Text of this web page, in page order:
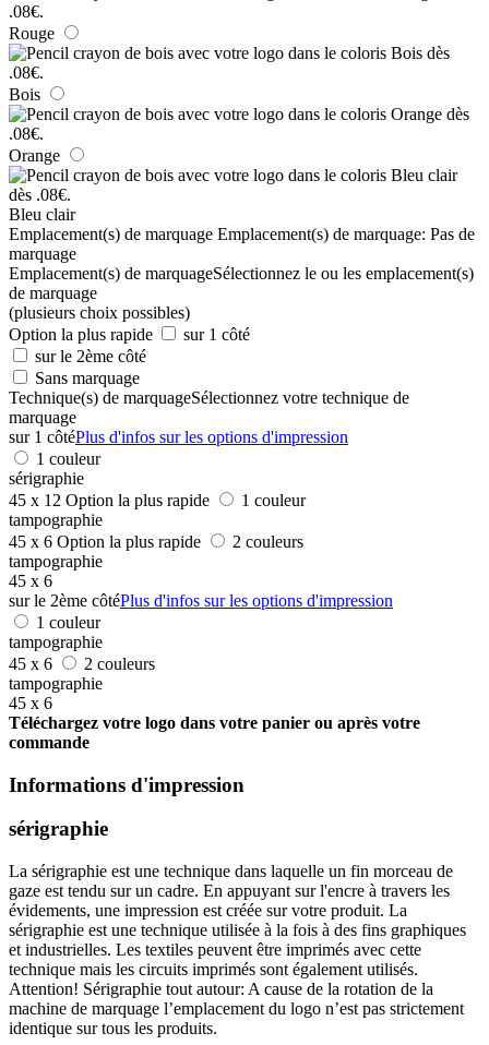
Rouge
Bois
Orange
Bleu clair
Emplacement(s) de marquage Emplacement(s) de marquage: Pas de
marquage
Emplacement(s) de marquageSélectionnez le ou les emplacement(s)
de marquage
(plusieurs choix possibles)
Option la plus rapide
sur 1 côté
sur le 2ème côté
Sans marquage
Technique(s) de marquageSélectionnez votre technique de
marquage
sur 1 côtéPlus d'infos sur les options d'impression
1 couleur
sérigraphie
45 x 12 Option la plus rapide
1 couleur
tampographie
45 x 6 Option la plus rapide
2 couleurs
tampographie
45 x 6
sur le 2ème côtéPlus d'infos sur les options d'impression
1 couleur
tampographie
45 x 6
2 couleurs
tampographie
45 x 6
Téléchargez votre logo dans votre panier ou après votre
commande
Informations d'impression
sérigraphie
La sérigraphie est une technique dans laquelle un fin morceau de
gaze est tendu sur un cadre. En appuyant sur l'encre à travers les
évidements, une impression est créée sur votre produit. La
sérigraphie est une technique utilisée à la fois à des fins graphiques
et industrielles. Les textiles peuvent être imprimés avec cette
technique mais les circuits imprimés sont également utilisés.
Attention! Sérigraphie tout autour: A cause de la rotation de la
machine de marquage l’emplacement du logo n’est pas strictement
identique sur tous les produits.